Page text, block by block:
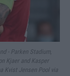
- Parken Stadium,
Kjaer and Kasper
Kvist Jensen Pool via